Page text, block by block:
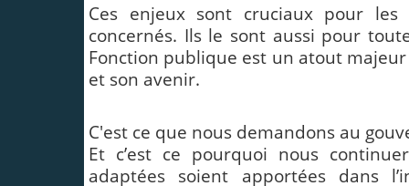
Ces enjeux sont cruciaux pour
concernés. Ils le sont aussi pour
Fonction publique est un atout
et son avenir.
C'est ce que nous demandons au
Et c’est ce pourquoi nous
adaptées soient apportées dans